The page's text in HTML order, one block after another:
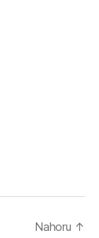
Nahoru ↑